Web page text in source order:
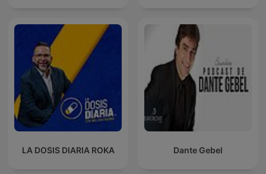
LA DOSIS DIARIA ROKA Dante Gebel